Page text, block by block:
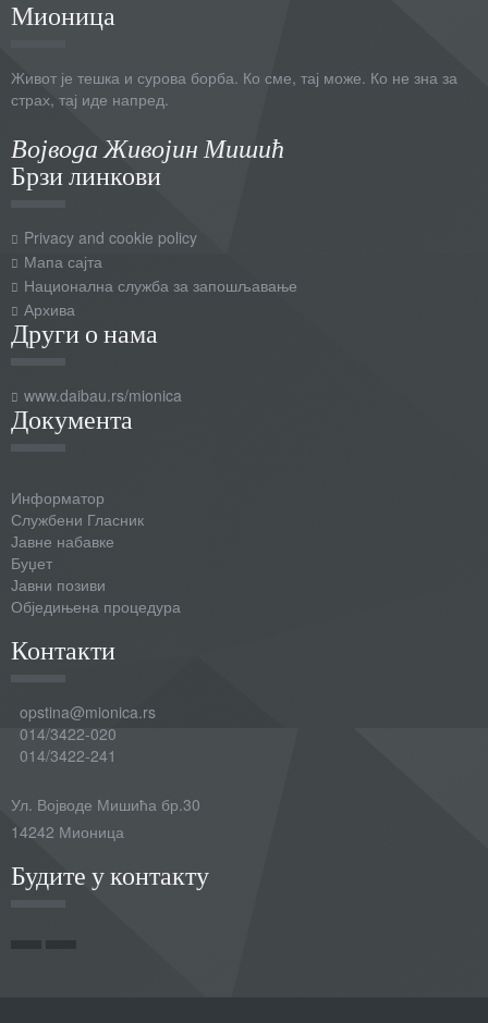
Мионица
Живот је тешка и сурова борба. Ко сме, тај може. Ко не зна за
страх, тај иде напред.
Војвода Живојин Мишић
Брзи линкови
Privacy and cookie policy
Мапа сајта
Национална служба за запошљавање
Архива
Други о нама
www.daibau.rs/mionica
Документа
Информатор
Службени Гласник
Јавне набавке
Буџет
Јавни позиви
Обједињена процедура
Контакти
opstina@mionica.rs
014/3422-020
014/3422-241
Ул. Војводе Мишића бр.30
14242 Мионица
Будите у контакту